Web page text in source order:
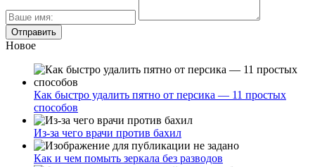
Новое
Как быстро удалить пятно от персика — 11 простых
способов
Из-за чего врачи против бахил
Как и чем помыть зеркала без разводов